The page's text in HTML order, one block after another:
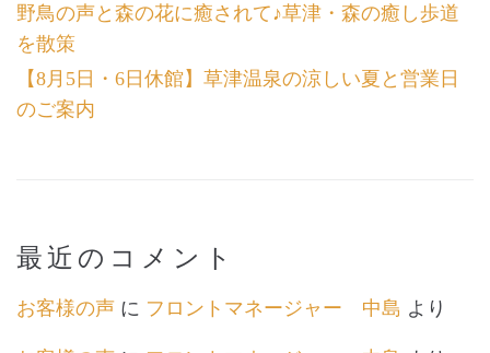
野鳥の声と森の花に癒されて♪草津・森の癒し歩道
を散策
【8月5日・6日休館】草津温泉の涼しい夏と営業日
のご案内
最近のコメント
お客様の声 に フロントマネージャー 中島 より